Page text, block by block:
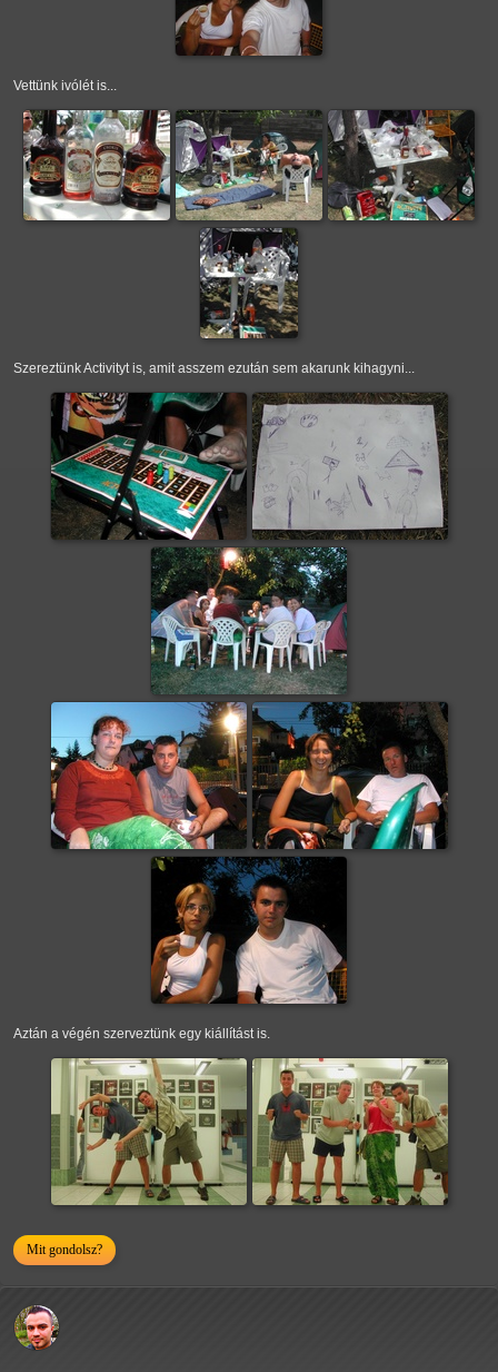
Vettünk ivólét is...
Szereztünk Activityt is, amit asszem ezután sem akarunk kihagyni...
Aztán a végén szerveztünk egy kiállítást is.
Mit gondolsz?